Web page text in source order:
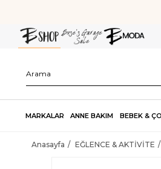
MARKALAR ANNE BAKIM BEBEK &
Anasayfa EĞLENCE & AKTİVİTE